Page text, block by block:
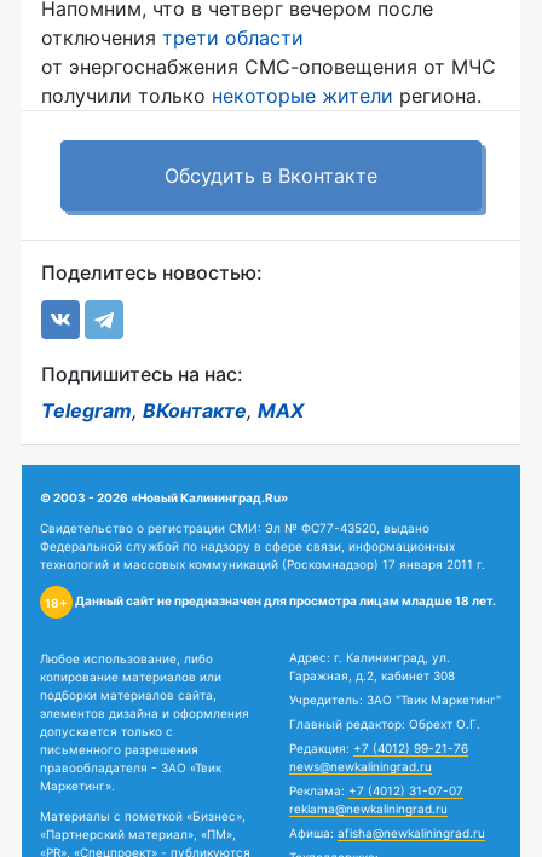
Напомним, что в четверг вечером после
отключения трети области
от энергоснабжения СМС-оповещения от МЧС
получили только некоторые жители региона.
Обсудить в Вконтакте
Поделитесь новостью:
Подпишитесь на нас:
Telegram, ВКонтакте, MAX
© 2003 - 2026 «Новый Калининград.Ru»
Свидетельство о регистрации СМИ: Эл № ФС77-43520, выдано
Федеральной службой по надзору в сфере связи, информационных
технологий и массовых коммуникаций (Роскомнадзор) 17 января 2011 г.
18+ Данный сайт не предназначен для просмотра лицам младше 18 лет.
Любое использование, либо
копирование материалов или
подборки материалов сайта,
элементов дизайна и оформления
допускается только с
письменного разрешения
правообладателя - ЗАО «Твик
Маркетинг».
Материалы с пометкой «Бизнес»,
«Партнерский материал», «ПМ»,
«PR», «Спецпроект» - публикуются
Адрес: г. Калининград, ул.
Гаражная, д.2, кабинет 308
Учредитель: ЗАО "Твик Маркетинг"
Главный редактор: Обрехт О.Г.
Редакция: +7 (4012) 99-21-76
news@newkaliningrad.ru
Реклама: +7 (4012) 31-07-07
reklama@newkaliningrad.ru
Афиша: afisha@newkaliningrad.ru